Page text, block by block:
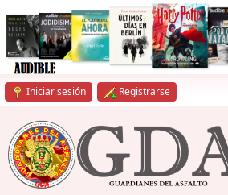
Iniciar sesión Registrarse